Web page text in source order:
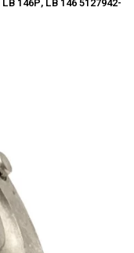
146P, LB 146 5127942-